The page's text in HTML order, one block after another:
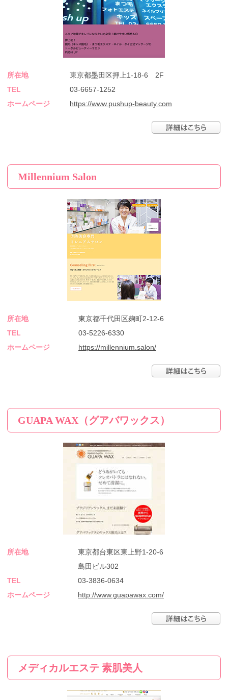
所在地
東京都墨田区押上1-18-6 2F
TEL
03-6657-1252
ホームページ
https://www.pushup-beauty.com
Millennium Salon
所在地
東京都千代田区麹町2-12-6
TEL
03-5226-6330
ホームページ
https://millennium.salon/
GUAPA WAX（グアバワックス）
所在地
東京都台東区東上野1-20-6
島田ビル302
TEL
03-3836-0634
ホームページ
http://www.guapawax.com/
メディカルエステ 素肌美人